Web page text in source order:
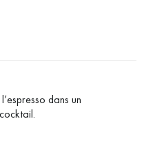
dans un